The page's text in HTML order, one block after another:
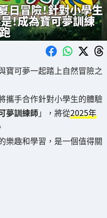
日冒險！針對小學生
！成為寶可夢訓練
寶可夢一起踏上自然冒險之
攜手合作針對小學生的體驗
夢訓練師」，將從2025年
樂趣和學習，是一個值得關